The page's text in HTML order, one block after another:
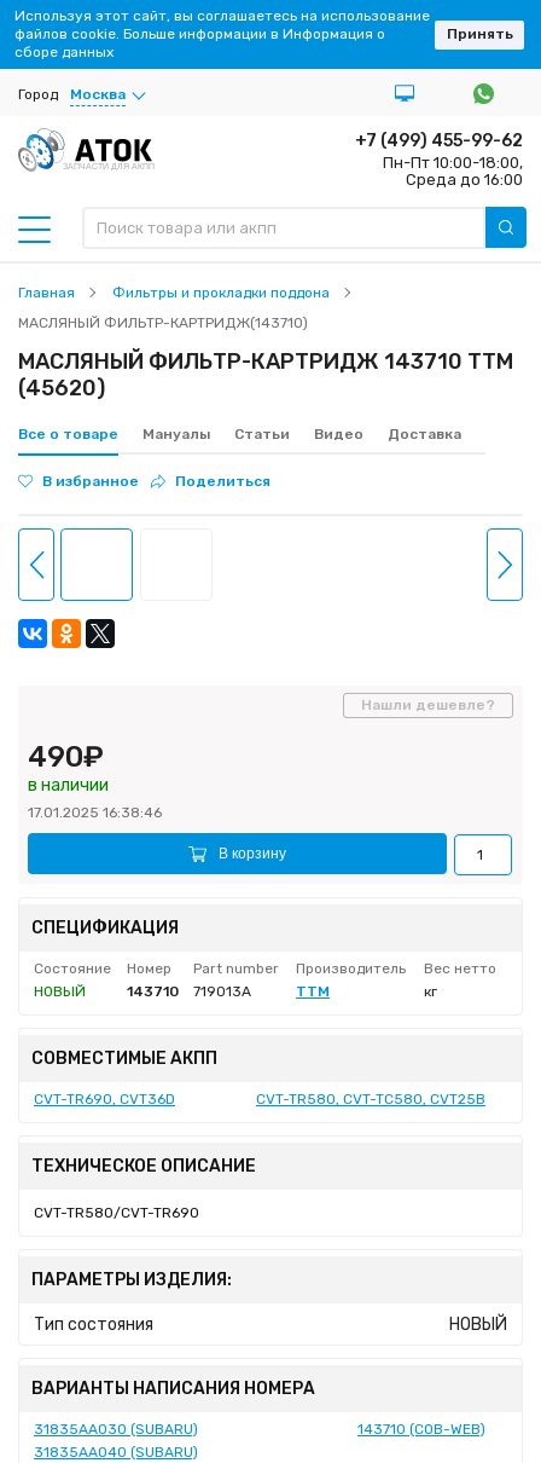
Город Москва
ЗАПЧАСТИ ДЛЯ АКПП
+7 (499) 455-99-62
Пн-Пт 10:00-18:00,
Среда до 16:00
Главная
Фильтры и прокладки поддона
МАСЛЯНЫЙ ФИЛЬТР-КАРТРИДЖ(143710)
МАСЛЯНЫЙ ФИЛЬТР-КАРТРИДЖ 143710 TTM
(45620)
Все о товаре Мануалы Статьи Видео Доставка
В избранное Поделиться
490₽
в наличии
17.01.2025 16:38:46
В корзину
Нашли дешевле?
СПЕЦИФИКАЦИЯ
Состояние Номер Part number Производитель
Вес нетто
НОВЫЙ
143710 719013A TTM кг
СОВМЕСТИМЫЕ АКПП
CVT-TR690, CVT36D CVT-TR580, CVT-TC580, CVT25B
ТЕХНИЧЕСКОЕ ОПИСАНИЕ
CVT-TR580/CVT-TR690
ПАРАМЕТРЫ ИЗДЕЛИЯ:
Тип состояния НОВЫЙ
ВАРИАНТЫ НАПИСАНИЯ НОМЕРА
31835AA030 (SUBARU)
143710 (COB-WEB)
31835AA040 (SUBARU)
Используя этот сайт, вы соглашаетесь на использование
файлов cookie. Больше информации в Информация о
сборе данных
Принять